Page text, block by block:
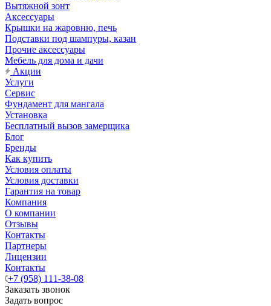
Вытяжной зонт
Аксессуары
Крышки на жаровню, печь
Подставки под шампуры, казан
Прочие аксессуары
Мебель для дома и дачи
Акции
Услуги
Сервис
Фундамент для мангала
Установка
Бесплатный вызов замерщика
Блог
Бренды
Как купить
Условия оплаты
Условия доставки
Гарантия на товар
Компания
О компании
Отзывы
Контакты
Партнеры
Лицензии
Контакты
+7 (958) 111-38-08
Заказать звонок
Задать вопрос